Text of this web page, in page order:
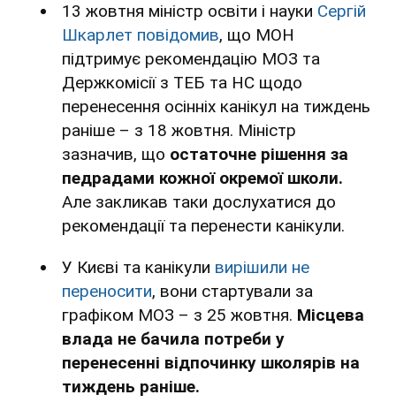
13 жовтня міністр освіти і науки Сергій
Шкарлет повідомив, що МОН
підтримує рекомендацію МОЗ та
Держкомісії з ТЕБ та НС щодо
перенесення осінніх канікул на тиждень
раніше – з 18 жовтня. Міністр
зазначив, що остаточне рішення за
педрадами кожної окремої школи.
Але закликав таки дослухатися до
рекомендації та перенести канікули.
У Києві та канікули вирішили не
переносити, вони стартували за
графіком МОЗ – з 25 жовтня. Місцева
влада не бачила потреби у
перенесенні відпочинку школярів на
тиждень раніше.